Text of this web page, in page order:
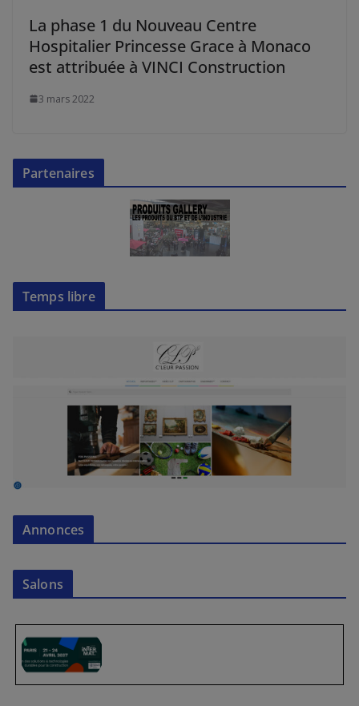
La phase 1 du Nouveau Centre
Hospitalier Princesse Grace à Monaco
est attribuée à VINCI Construction
3 mars 2022
Partenaires
Temps libre
Annonces
Salons